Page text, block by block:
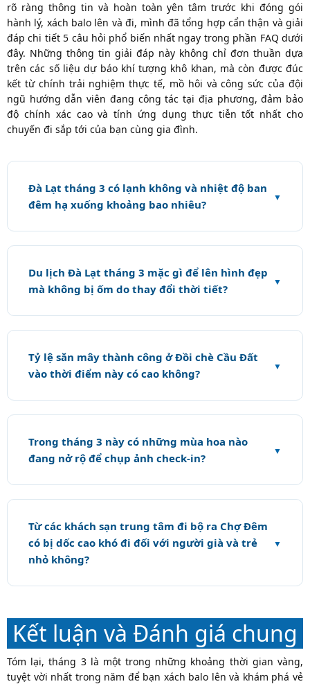
rõ ràng thông tin và hoàn toàn yên tâm trước khi đóng gói
hành lý, xách balo lên và đi, mình đã tổng hợp cẩn thận và giải
đáp chi tiết 5 câu hỏi phổ biến nhất ngay trong phần FAQ dưới
đây. Những thông tin giải đáp này không chỉ đơn thuần dựa
trên các số liệu dự báo khí tượng khô khan, mà còn được đúc
kết từ chính trải nghiệm thực tế, mồ hôi và công sức của đội
ngũ hướng dẫn viên đang công tác tại địa phương, đảm bảo
độ chính xác cao và tính ứng dụng thực tiễn tốt nhất cho
chuyến đi sắp tới của bạn cùng gia đình.
Đà Lạt tháng 3 có lạnh không và nhiệt độ ban
đêm hạ xuống khoảng bao nhiêu?
Du lịch Đà Lạt tháng 3 mặc gì để lên hình đẹp
mà không bị ốm do thay đổi thời tiết?
Tỷ lệ săn mây thành công ở Đồi chè Cầu Đất
vào thời điểm này có cao không?
Trong tháng 3 này có những mùa hoa nào
đang nở rộ để chụp ảnh check-in?
Từ các khách sạn trung tâm đi bộ ra Chợ Đêm
có bị dốc cao khó đi đối với người già và trẻ
nhỏ không?
Kết luận và Đánh giá chung
Tóm lại, tháng 3 là một trong những khoảng thời gian vàng,
tuyệt vời nhất trong năm để bạn xách balo lên và khám phá vẻ